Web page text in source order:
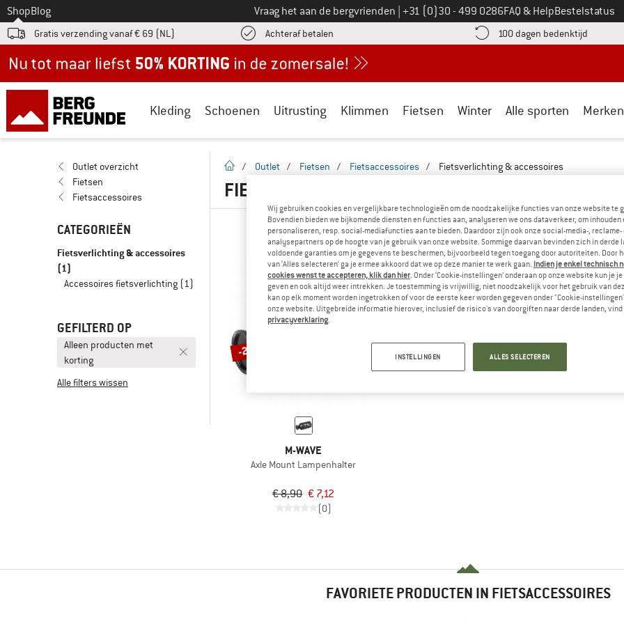
Naar
ShopBlog Vraag het aan de bergvrienden Bel ons op
+31 (0)30 - 499 0286FAQ & HelpBestelstatus
Gratis verzending vanaf € 69 (NL) Achteraf betalen vind de betalingsinformatie hier! Opent in een infovak
100 dagen bedenktijd Vind
Kleding Schoenen Uitrusting Klimmen Fietsen Winter Alle sporten Merken
Outlet overzicht
Fietsen
Fietsaccessoires
CATEGORIEËN
Fietsverlichting & accessoires
(1)
Accessoires fietsverlichting (1)
GEFILTERD OP
Alleen producten met
korting
Alle filters wissen
Startpagina
/ Outlet / Fietsen / Fietsaccessoires / Fietsverlichting & accessoires
FIETSVERLICHTING & ACCESSOIRES SALE
-20%
M-WAVE
Axle Mount Lampenhalter
€ 8,90 € 7,12
(0)
FAVORIETE PRODUCTEN IN FIETSACCESSOIRES
Wij gebruiken cookies en vergelijkbare technologieën om de noodzakelijke functies van onze website te
Bovendien bieden we bijkomende diensten en functies aan, analyseren we ons dataverkeer, om inhouden
personaliseren, resp. social-mediafuncties aan te bieden. Daardoor zijn ook onze social-media-, reclame-
analysepartners op de hoogte van je gebruik van onze website. Sommige daarvan bevinden zich in derde
voldoende garanties om je gegevens te beschermen, bijvoorbeeld tegen toegang door autoriteiten. Door
van ‘Alles selecteren’ ga je ermee akkoord dat we op deze manier te werk gaan. Indien je enkel technisch
cookies wenst te accepteren, klik dan hier. Onder ‘Cookie-instellingen’ onderaan op onze website kun je
geven en ook altijd weer intrekken. Je toestemming is vrijwillig, niet noodzakelijk voor het gebruik van
kan op elk moment worden ingetrokken of voor de eerste keer worden gegeven onder "Cookie-
onze website. Uitgebreide informatie hierover, inclusief de risico's van doorgiften naar derde landen, vind
privacyverklaring.
INSTELLINGEN ALLES SELECTEREN